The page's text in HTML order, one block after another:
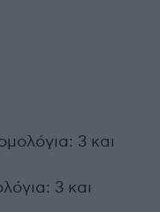
3 και
3 και